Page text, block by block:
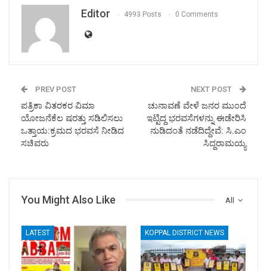
Editor 4993 Posts 0 Comments
PREV POST
ಪತ್ರಿಕಾ ವಿತರಕರ ವಿಮಾ
ಯೋಜನೆಕೆಲ ಷರತ್ತು ಸಡಿಲಿಸಲು
ಒತ್ತಾಯ:ಕ್ರಮದ ಭರವಸೆ ನೀಡಿದ
ಸಚಿವರು
NEXT POST
ಚುನಾವಣೆ ವೇಳೆ ಜನರ ಮುಂದೆ
ಇಟ್ಟಿದ್ದ ಭರವಸೆಗಳನ್ನು ಈಡೇರಿಸಿ
ನುಡಿದಂತೆ ನಡೆದಿದ್ದೇವೆ: ಸಿ.ಎಂ
ಸಿದ್ದರಾಮಯ್ಯ
All
You Might Also Like
LATEST KOPPAL DISTRICT NEWS